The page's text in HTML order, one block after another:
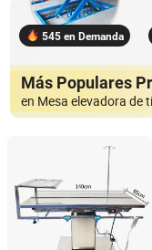
545 en Demanda
Más Populares
en Mesa elevadora de
Shandong Sanyang
Zhejiang, China